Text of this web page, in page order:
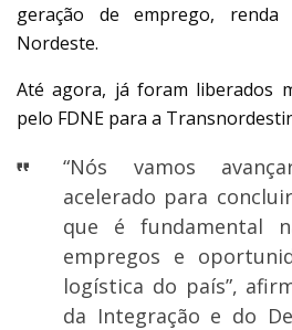
geração de emprego,
Nordeste.
Até agora, já foram liberados
pelo FDNE para a
“Nós vamos
acelerado para
que é fundamental
empregos e
logística do país”,
da Integração e do